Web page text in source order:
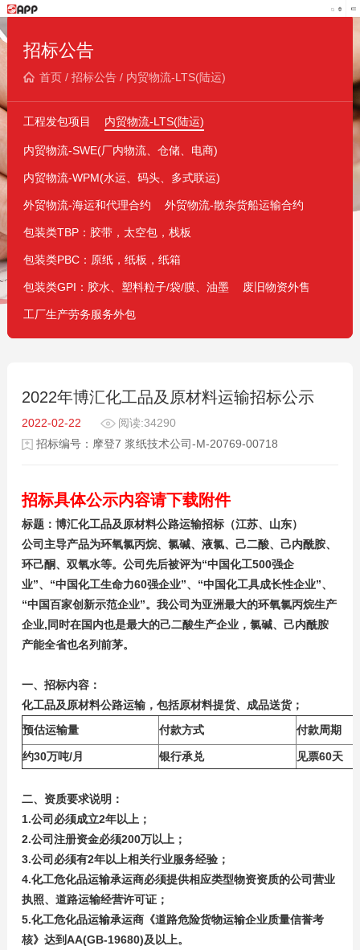
招标公告
首页/ 招标公告/ 内贸物流-LTS(陆运)
工程发包项目 内贸物流-LTS(陆运)
内贸物流-SWE(厂内物流、仓储、电商)
内贸物流-WPM(水运、码头、多式联运)
外贸物流-海运和代理合约 外贸物流-散杂货船运输合约
包装类TBP：胶带，太空包，栈板
包装类PBC：原纸，纸板，纸箱
包装类GPI：胶水、塑料粒子/袋/膜、油墨 废旧物资外售
工厂生产劳务服务外包
2022年博汇化工品及原材料运输招标公示
2022-02-22
阅读:34290
招标编号：摩登7 浆纸技术公司-M-20769-00718
招标具体公示内容请下载附件
标题：博汇化工品及原材料公路运输招标（江苏、山东）
公司主导产品为环氧氯丙烷、氯碱、液氯、己二酸、己内酰胺、
环己酮、双氧水等。公司先后被评为“中国化工500强企
业”、“中国化工生命力60强企业”、“中国化工具成长性企业”、
“中国百家创新示范企业”。我公司为亚洲最大的环氧氯丙烷生产
企业,同时在国内也是最大的己二酸生产企业，氯碱、己内酰胺
产能全省也名列前茅。
一、招标内容：
化工品及原材料公路运输，包括原材料提货、成品送货；
预估运输量
付款方式 付款周期
约30万吨/月 银行承兑 见票60天
二、资质要求说明：
1.公司必须成立2年以上；
2.公司注册资金必须200万以上；
3.公司必须有2年以上相关行业服务经验；
4.化工危化品运输承运商必须提供相应类型物资资质的公司营业
执照、道路运输经营许可证；
5.化工危化品运输承运商《道路危险货物运输企业质量信誉考
核》达到AA(GB-19680)及以上。